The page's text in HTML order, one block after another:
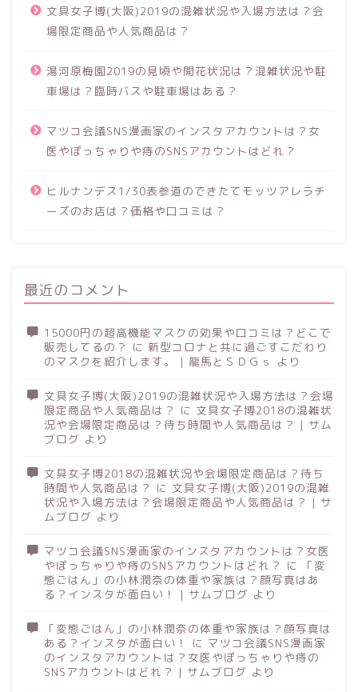
文具女子博(大阪)2019の混雑状況や入場方法は？会
場限定商品や人気商品は？
湯河原梅園2019の見頃や開花状況は？混雑状況や駐
車場は？臨時バスや駐車場はある？
マツコ会議SNS漫画家のインスタアカウントは？女
医やぽっちゃりや痔のSNSアカウントはどれ？
ヒルナンデス1/30表参道のできたてモッツアレラチ
ーズのお店は？価格や口コミは？
最近のコメント
15000円の超高機能マスクの効果や口コミは？どこで
販売してるの？ に 新型コロナと共に過ごすこだわり
のマスクを紹介します。 | 龍馬とＳＤＧｓ
より
文具女子博(大阪)2019の混雑状況や入場方法は？会場
限定商品や人気商品は？ に 文具女子博2018の混雑状
況や会場限定商品は？待ち時間や人気商品は？ | サム
ブログ より
文具女子博2018の混雑状況や会場限定商品は？待ち
時間や人気商品は？ に 文具女子博(大阪)2019の混雑
状況や入場方法は？会場限定商品や人気商品は？ | サ
ムブログ より
マツコ会議SNS漫画家のインスタアカウントは？女医
やぽっちゃりや痔のSNSアカウントはどれ？ に
「変
態ごはん」の小林潤奈の体重や家族は？顔写真はあ
る？インスタが面白い！ | サムブログ より
「変態ごはん」の小林潤奈の体重や家族は？顔写真は
ある？インスタが面白い！
に マツコ会議SNS漫画家
のインスタアカウントは？女医やぽっちゃりや痔の
SNSアカウントはどれ？ | サムブログ より